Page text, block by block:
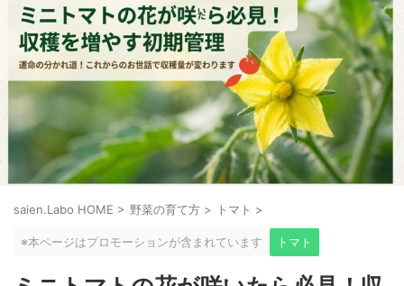
saien.Labo HOME > 野菜の育て方 > トマト >
※本ページはプロモーションが含まれています トマト